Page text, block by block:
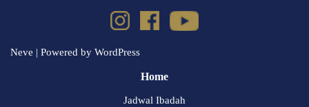
Neve | Powered by WordPress
Home
Jadwal Ibadah